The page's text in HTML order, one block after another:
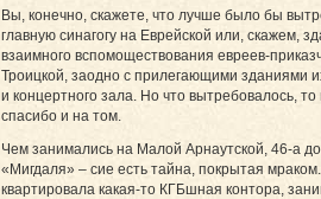
Вы, конечно, скажете, что лучше было бы
главную синагогу на Еврейской или, скажем,
взаимного вспомоществования евреев-
Троицкой, заодно с прилегающими зданиями
и концертного зала. Но что вытребовалось,
спасибо и на том.
Чем занимались на Малой Арнаутской, 46-а
«Мигдаля» – сие есть тайна, покрытая
квартировала какая-то КГБшная контора,